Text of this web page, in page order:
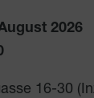
2026
16-30